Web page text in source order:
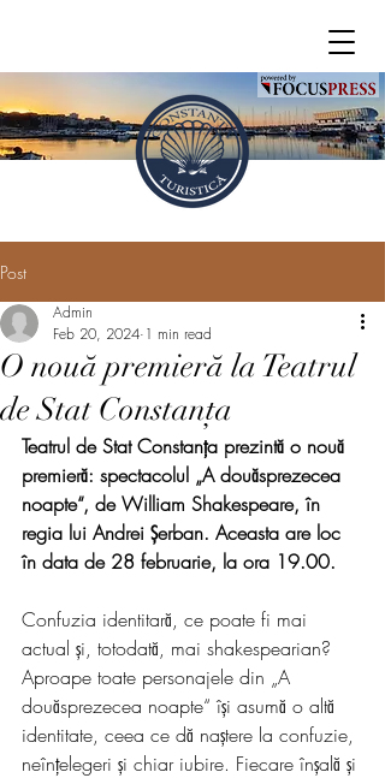
Post
O nouă premieră la Teatrul
de Stat Constanța
Admin
Feb 20, 2024 1 min read
Teatrul de Stat Constanța prezintă o nouă
premieră: spectacolul „A douăsprezecea
noapte“, de William Shakespeare, în
regia lui Andrei Șerban. Aceasta are loc
în data de 28 februarie, la ora 19.00.
Confuzia identitară, ce poate fi mai
actual și, totodată, mai shakespearian?
Aproape toate personajele din „A
douăsprezecea noapte“ își asumă o altă
identitate, ceea ce dă naștere la confuzie,
neînțelegeri și chiar iubire. Fiecare înșală și